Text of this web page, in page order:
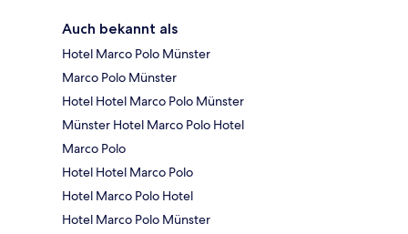
Auch bekannt als
Hotel Marco Polo Münster
Marco Polo Münster
Hotel Hotel Marco Polo Münster
Münster Hotel Marco Polo Hotel
Marco Polo
Hotel Hotel Marco Polo
Hotel Marco Polo Hotel
Hotel Marco Polo Münster